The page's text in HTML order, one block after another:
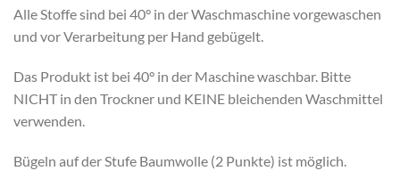
Alle Stoffe sind bei 40° in der Waschmaschine vorgewaschen
und vor Verarbeitung per Hand gebügelt.
Das Produkt ist bei 40° in der Maschine waschbar. Bitte
NICHT in den Trockner und KEINE bleichenden Waschmittel
verwenden.
Bügeln auf der Stufe Baumwolle (2 Punkte) ist möglich.